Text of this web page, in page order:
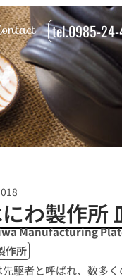
tel.0985-
わ製作所
Manufacturing
作所
駆者と呼ばれ、数多